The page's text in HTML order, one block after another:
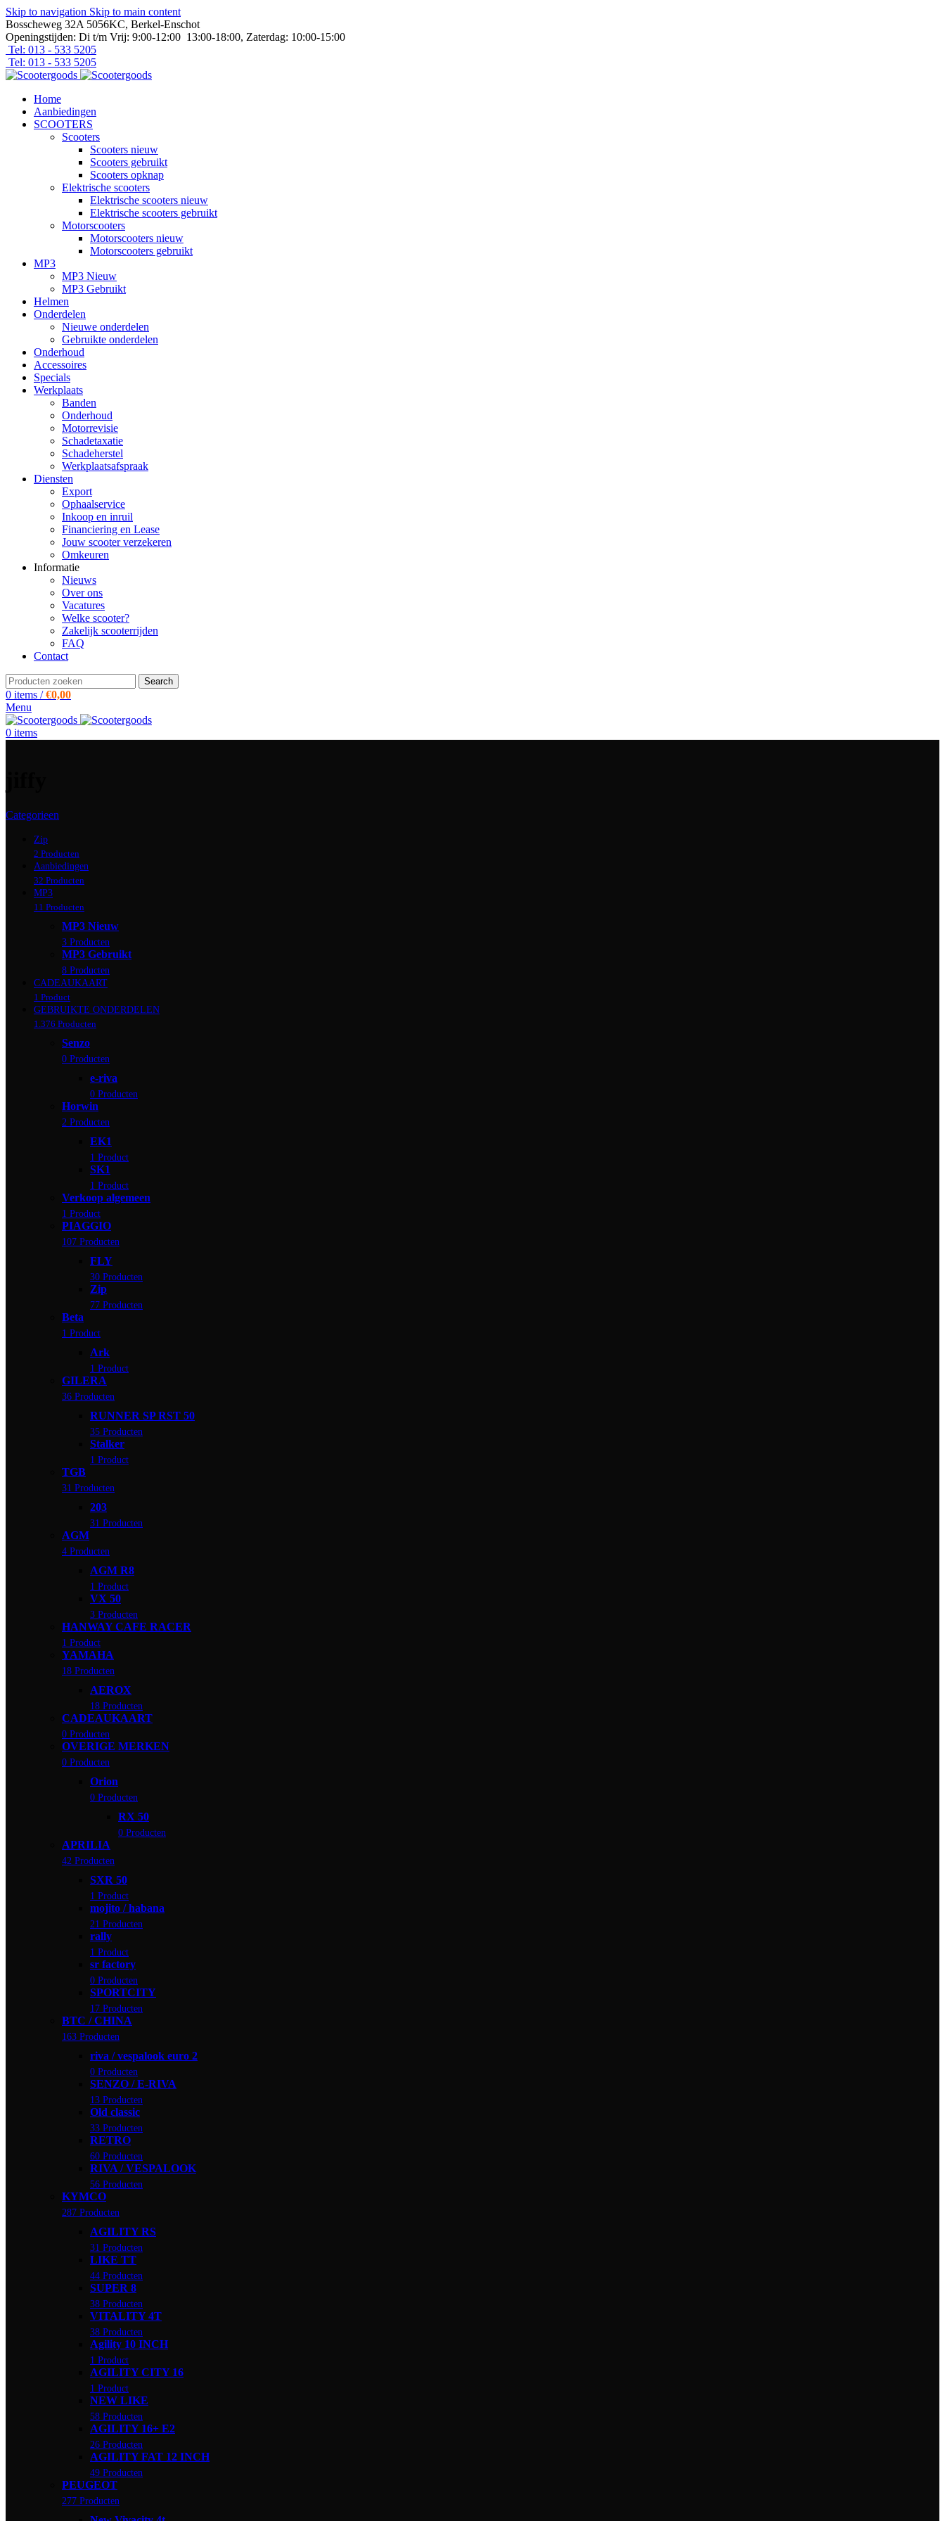
Skip to navigation Skip to main content
Bosscheweg 32A 5056KC, Berkel-Enschot
Openingstijden: Di t/m Vrij: 9:00-12:00 13:00-18:00, Zaterdag: 10:00-15:00
Tel: 013 - 533 5205
Tel: 013 - 533 5205
Home
Aanbiedingen
SCOOTERS
Scooters
Scooters nieuw
Scooters gebruikt
Scooters opknap
Elektrische scooters
Elektrische scooters nieuw
Elektrische scooters gebruikt
Motorscooters
Motorscooters nieuw
Motorscooters gebruikt
MP3
MP3 Nieuw
MP3 Gebruikt
Helmen
Onderdelen
Nieuwe onderdelen
Gebruikte onderdelen
Onderhoud
Accessoires
Specials
Werkplaats
Banden
Onderhoud
Motorrevisie
Schadetaxatie
Schadeherstel
Werkplaatsafspraak
Diensten
Export
Ophaalservice
Inkoop en inruil
Financiering en Lease
Jouw scooter verzekeren
Omkeuren
Informatie
Nieuws
Over ons
Vacatures
Welke scooter?
Zakelijk scooterrijden
FAQ
Contact
Search
0 items / €0,00
Menu
0 items
Categorieen
Zip
2 Producten
Aanbiedingen
32 Producten
MP3
11 Producten
MP3 Nieuw
3 Producten
MP3 Gebruikt
8 Producten
CADEAUKAART
1 Product
GEBRUIKTE ONDERDELEN
1.376 Producten
Senzo
0 Producten
e-riva
0 Producten
Horwin
2 Producten
EK1
1 Product
SK1
1 Product
Verkoop algemeen
1 Product
PIAGGIO
107 Producten
FLY
30 Producten
Zip
77 Producten
Beta
1 Product
Ark
1 Product
GILERA
36 Producten
RUNNER SP RST 50
35 Producten
Stalker
1 Product
TGB
31 Producten
203
31 Producten
AGM
4 Producten
AGM R8
1 Product
VX 50
3 Producten
HANWAY CAFE RACER
1 Product
YAMAHA
18 Producten
AEROX
18 Producten
CADEAUKAART
0 Producten
OVERIGE MERKEN
0 Producten
Orion
0 Producten
RX 50
0 Producten
APRILIA
42 Producten
SXR 50
1 Product
mojito / habana
21 Producten
rally
1 Product
sr factory
0 Producten
SPORTCITY
17 Producten
BTC / CHINA
163 Producten
riva / vespalook euro 2
0 Producten
SENZO / E-RIVA
13 Producten
Old classic
33 Producten
RETRO
60 Producten
RIVA / VESPALOOK
56 Producten
KYMCO
287 Producten
AGILITY RS
31 Producten
LIKE TT
44 Producten
SUPER 8
38 Producten
VITALITY 4T
38 Producten
Agility 10 INCH
1 Product
AGILITY CITY 16
1 Product
NEW LIKE
58 Producten
AGILITY 16+ E2
26 Producten
AGILITY FAT 12 INCH
49 Producten
PEUGEOT
277 Producten